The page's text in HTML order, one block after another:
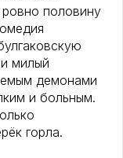
половину
милый
демонами
и больным.
горла.